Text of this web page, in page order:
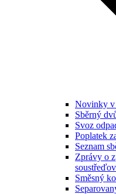
Novinky v
Sběrný
Svoz
Poplatek
Seznam
Zprávy o
Směsný